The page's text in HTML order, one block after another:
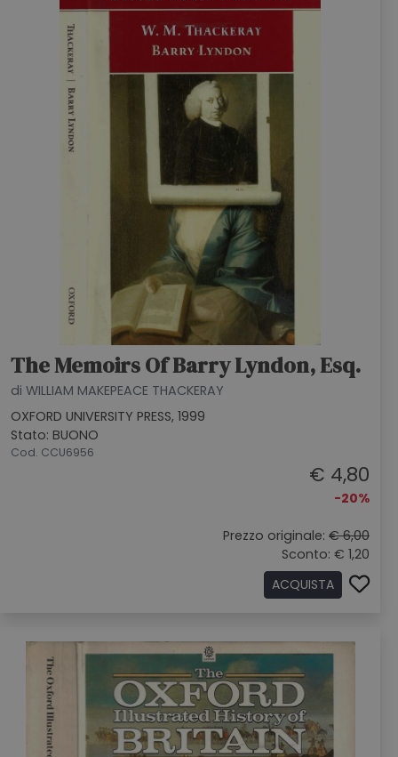
The Memoirs Of Barry Lyndon, Esq.
di WILLIAM MAKEPEACE THACKERAY
OXFORD UNIVERSITY PRESS, 1999
Stato: BUONO
Cod. CCU6956
€ 4,80
-20%
Prezzo originale: € 6,00
Sconto: € 1,20
ACQUISTA